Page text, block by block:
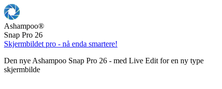
Ashampoo®
Snap Pro 26
Skjermbildet pro - nå enda smartere!
Den nye Ashampoo Snap Pro 26 - med Live Edit for en ny type
skjermbilde